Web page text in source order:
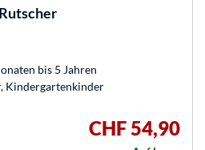
bis 5 Jahren
Kindergartenkinder
CHF 54,90